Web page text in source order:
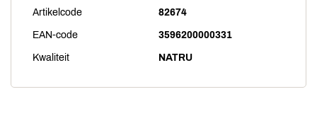
Artikelcode 82674
EAN-code 3596200000331
Kwaliteit NATRU